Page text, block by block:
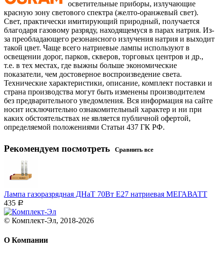
осветительные приборы, излучающие
красную зону светового спектра (желто-оранжевый свет).
Свет, практически имитирующий природный, получается
благодаря газовому разряду, находящемуся в парах натрия. Из-
за преобладающего резонансного излучения натрия и выходит
такой цвет. Чаще всего натриевые лампы используют в
освещении дорог, парков, скверов, торговых центров и др.,
т.е. в тех местах, где выжны больше экономические
показатели, чем достоверное воспроизведение света.
Технические характеристики, описание, комплект поставки и
страна производства могут быть изменены производителем
без предварительного уведомления. Вся информация на сайте
носит исключительно ознакомительный характер и ни при
каких обстоятельствах не является публичной офертой,
определяемой положениями Статьи 437 ГК РФ.
Рекомендуем посмотреть Сравнить все
Лампа газоразрядная ДНаТ 70Вт Е27 натриевая МЕГАВАТТ
435 Р
© Комплект-Эл, 2018-2026
О Компании